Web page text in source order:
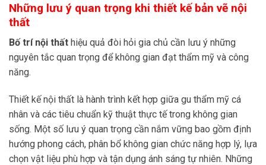
Những lưu ý quan trọng khi thiết kế bản vẽ nội
thất
Bố trí nội thất hiệu quả đòi hỏi gia chủ cần lưu ý những
nguyên tắc quan trọng để không gian đạt thẩm mỹ và công
năng.
Thiết kế nội thất là hành trình kết hợp giữa gu thẩm mỹ cá
nhân và các tiêu chuẩn kỹ thuật thực tế trong không gian
sống. Một số lưu ý quan trọng cần nắm vững bao gồm định
hướng phong cách, phân bổ không gian chức năng hợp lý, lựa
chọn vật liệu phù hợp và tận dụng ánh sáng tự nhiên. Những